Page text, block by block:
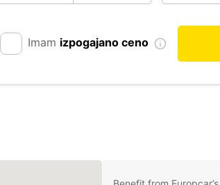
Imam izpogajano ceno